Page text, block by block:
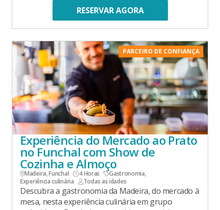
RESERVAR AGORA
PARCEIRO DE CONFIANÇA
Experiência do Mercado ao Prato
no Funchal com Show de
Cozinha e Almoço
Madeira, Funchal 4 Horas Gastronomia,
Experiência culinária
Todas as idades
Descubra a gastronomia da Madeira, do mercado à
mesa, nesta experiência culinária em grupo